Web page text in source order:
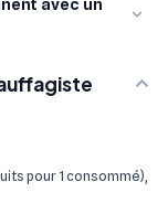
avec un
pour 1 consommé),